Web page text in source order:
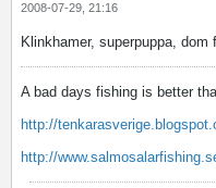
2008-07-29, 21:16
Klinkhamer, superpuppa,
A bad days fishing is better
http://
http://